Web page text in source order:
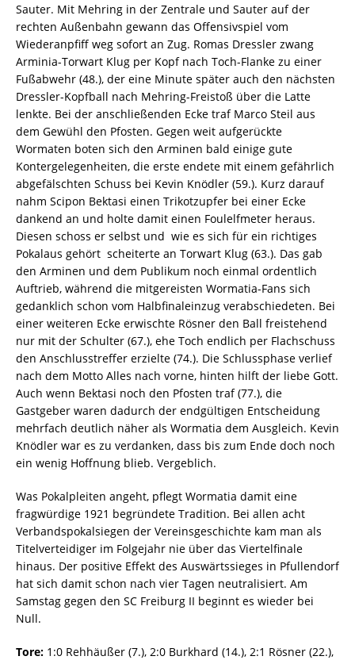
Sauter. Mit Mehring in der Zentrale und Sauter auf der
rechten Außenbahn gewann das Offensivspiel vom
Wiederanpfiff weg sofort an Zug. Romas Dressler zwang
Arminia-Torwart Klug per Kopf nach Toch-Flanke zu einer
Fußabwehr (48.), der eine Minute später auch den nächsten
Dressler-Kopfball nach Mehring-Freistoß über die Latte
lenkte. Bei der anschließenden Ecke traf Marco Steil aus
dem Gewühl den Pfosten. Gegen weit aufgerückte
Wormaten boten sich den Arminen bald einige gute
Kontergelegenheiten, die erste endete mit einem gefährlich
abgefälschten Schuss bei Kevin Knödler (59.). Kurz darauf
nahm Scipon Bektasi einen Trikotzupfer bei einer Ecke
dankend an und holte damit einen Foulelfmeter heraus.
Diesen schoss er selbst und  wie es sich für ein richtiges
Pokalaus gehört  scheiterte an Torwart Klug (63.). Das gab
den Arminen und dem Publikum noch einmal ordentlich
Auftrieb, während die mitgereisten Wormatia-Fans sich
gedanklich schon vom Halbfinaleinzug verabschiedeten. Bei
einer weiteren Ecke erwischte Rösner den Ball freistehend
nur mit der Schulter (67.), ehe Toch endlich per Flachschuss
den Anschlusstreffer erzielte (74.). Die Schlussphase verlief
nach dem Motto Alles nach vorne, hinten hilft der liebe Gott.
Auch wenn Bektasi noch den Pfosten traf (77.), die
Gastgeber waren dadurch der endgültigen Entscheidung
mehrfach deutlich näher als Wormatia dem Ausgleich. Kevin
Knödler war es zu verdanken, dass bis zum Ende doch noch
ein wenig Hoffnung blieb. Vergeblich.
Was Pokalpleiten angeht, pflegt Wormatia damit eine
fragwürdige 1921 begründete Tradition. Bei allen acht
Verbandspokalsiegen der Vereinsgeschichte kam man als
Titelverteidiger im Folgejahr nie über das Viertelfinale
hinaus. Der positive Effekt des Auswärtssieges in Pfullendorf
hat sich damit schon nach vier Tagen neutralisiert. Am
Samstag gegen den SC Freiburg II beginnt es wieder bei
Null.
Tore: 1:0 Rehhäußer (7.), 2:0 Burkhard (14.), 2:1 Rösner (22.),